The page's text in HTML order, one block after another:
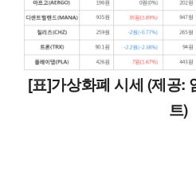
[표]가상화폐 시세 (제공:
트)